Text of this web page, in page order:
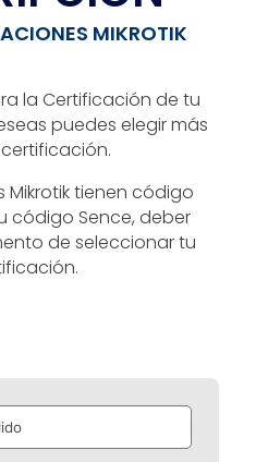
MIKROTIK
la Certificación de tu
puedes elegir más
Mikrotik tienen código
código Sence, deber
de seleccionar tu